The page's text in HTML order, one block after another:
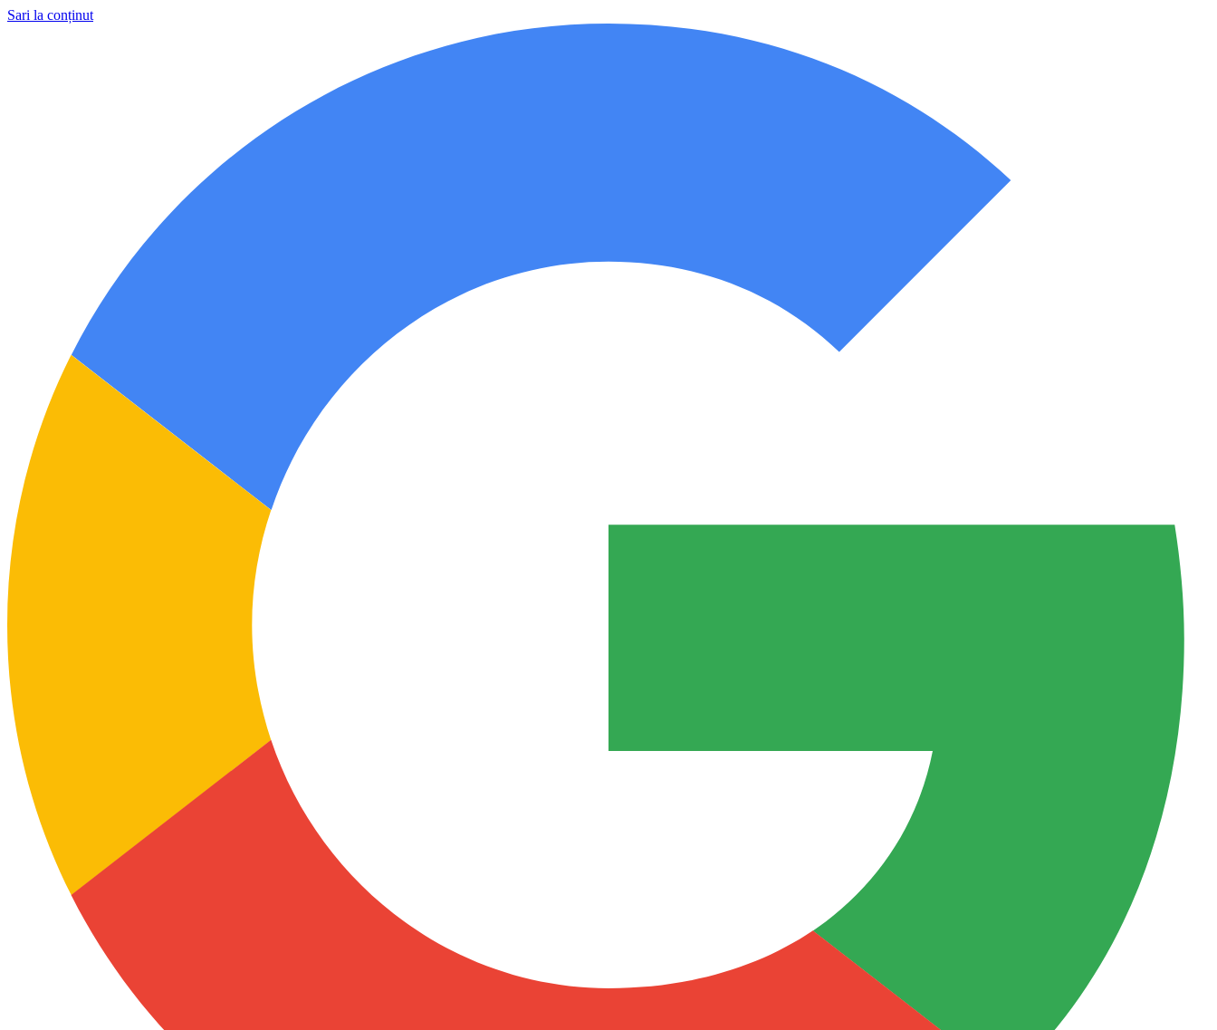
Sari la conținut